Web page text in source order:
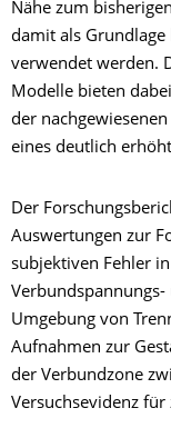
Nähe zum
damit als
verwendet werden.
Modelle bieten
der
eines deutlich
Der
Auswertungen zur
subjektiven Fehler
Umgebung von
Aufnahmen zur
der Verbundzone
Versuchsevidenz